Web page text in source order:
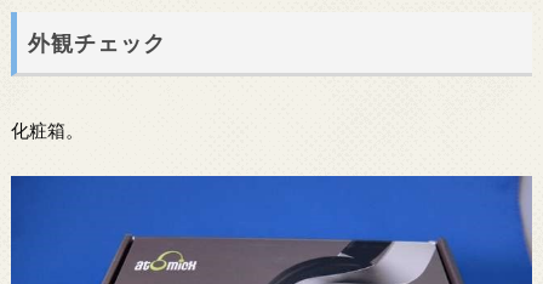
外観チェック
化粧箱。